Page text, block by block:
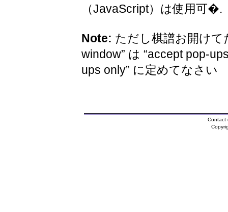
（JavaScript）は使用可�.
Note: ただし棋譜お開けて
window” は “accept pop-
ups only” に定めてなさい
Contact